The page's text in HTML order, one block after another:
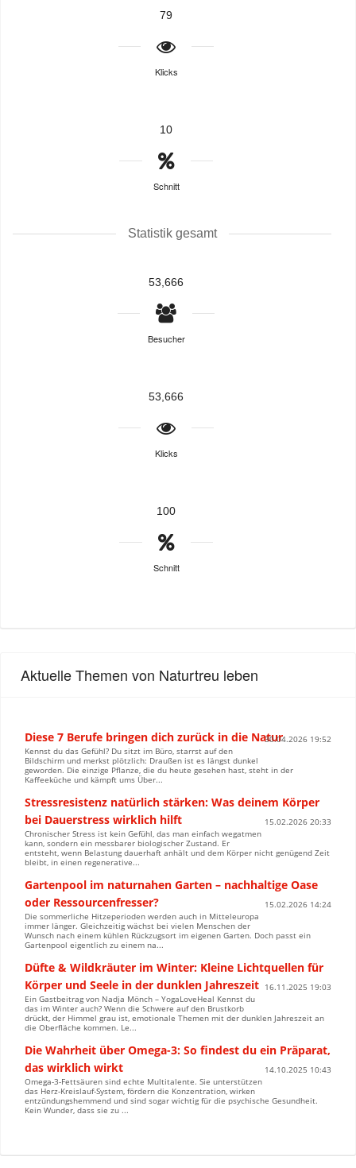
79
Klicks
10
Schnitt
Statistik gesamt
53,666
Besucher
53,666
Klicks
100
Schnitt
Aktuelle Themen von Naturtreu leben
Diese 7 Berufe bringen dich zurück in die Natur30.04.2026 19:52
Kennst du das Gefühl? Du sitzt im Büro, starrst auf den
Bildschirm und merkst plötzlich: Draußen ist es längst dunkel
geworden. Die einzige Pflanze, die du heute gesehen hast, steht in der
Kaffeeküche und kämpft ums Über...
Stressresistenz natürlich stärken: Was deinem Körper
bei Dauerstress wirklich hilft
15.02.2026 20:33
Chronischer Stress ist kein Gefühl, das man einfach wegatmen
kann, sondern ein messbarer biologischer Zustand. Er
entsteht, wenn Belastung dauerhaft anhält und dem Körper nicht genügend Zeit
bleibt, in einen regenerative...
Gartenpool im naturnahen Garten – nachhaltige Oase
oder Ressourcenfresser?
15.02.2026 14:24
Die sommerliche Hitzeperioden werden auch in Mitteleuropa
immer länger. Gleichzeitig wächst bei vielen Menschen der
Wunsch nach einem kühlen Rückzugsort im eigenen Garten. Doch passt ein
Gartenpool eigentlich zu einem na...
Düfte & Wildkräuter im Winter: Kleine Lichtquellen für
Körper und Seele in der dunklen Jahreszeit 16.11.2025 19:03
Ein Gastbeitrag von Nadja Mönch – YogaLoveHeal Kennst du
das im Winter auch? Wenn die Schwere auf den Brustkorb
drückt, der Himmel grau ist, emotionale Themen mit der dunklen Jahreszeit an
die Oberfläche kommen. Le...
Die Wahrheit über Omega-3: So findest du ein Präparat,
das wirklich wirkt
14.10.2025 10:43
Omega-3-Fettsäuren sind echte Multitalente. Sie unterstützen
das Herz-Kreislauf-System, fördern die Konzentration, wirken
entzündungshemmend und sind sogar wichtig für die psychische Gesundheit.
Kein Wunder, dass sie zu ...